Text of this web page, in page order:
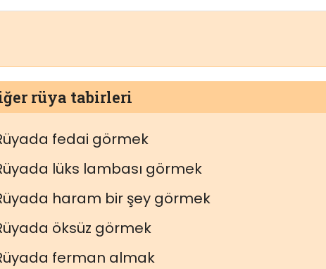
rüya tabirleri
fedai görmek
lüks lambası görmek
haram bir şey görmek
öksüz görmek
ferman almak